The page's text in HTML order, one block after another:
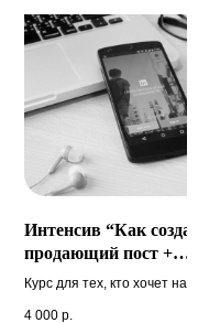
Интенсив “Как создать
продающий пост +
сторителлинг”
Курс для тех, кто хочет
4 000 р.